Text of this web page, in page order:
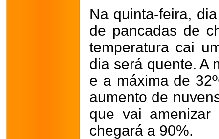
Na quinta-feira,
de pancadas de
temperatura cai
dia será quente. A
e a máxima de
aumento de
que vai
chegará a 90%.